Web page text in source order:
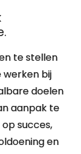
te stellen
bij
doelen
aanpak te
succes,
en